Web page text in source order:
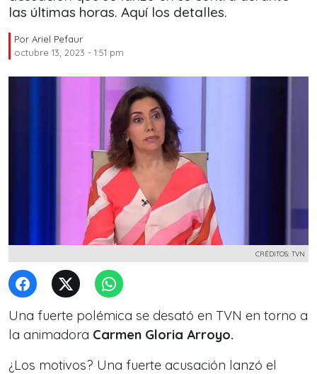
las últimas horas. Aquí los detalles.
Por Ariel Pefaur
octubre 13, 2023 - 1:51 pm
CRÉDITOS: TVN
Una fuerte polémica se desató en TVN en torno a
la animadora Carmen Gloria Arroyo.
¿Los motivos? Una fuerte acusación lanzó el